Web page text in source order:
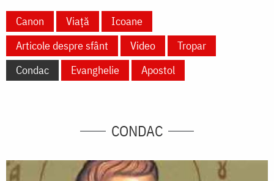
Canon Viață
Icoane
Articole despre sfânt
Video
Tropar
Condac
Evanghelie Apostol
CONDAC